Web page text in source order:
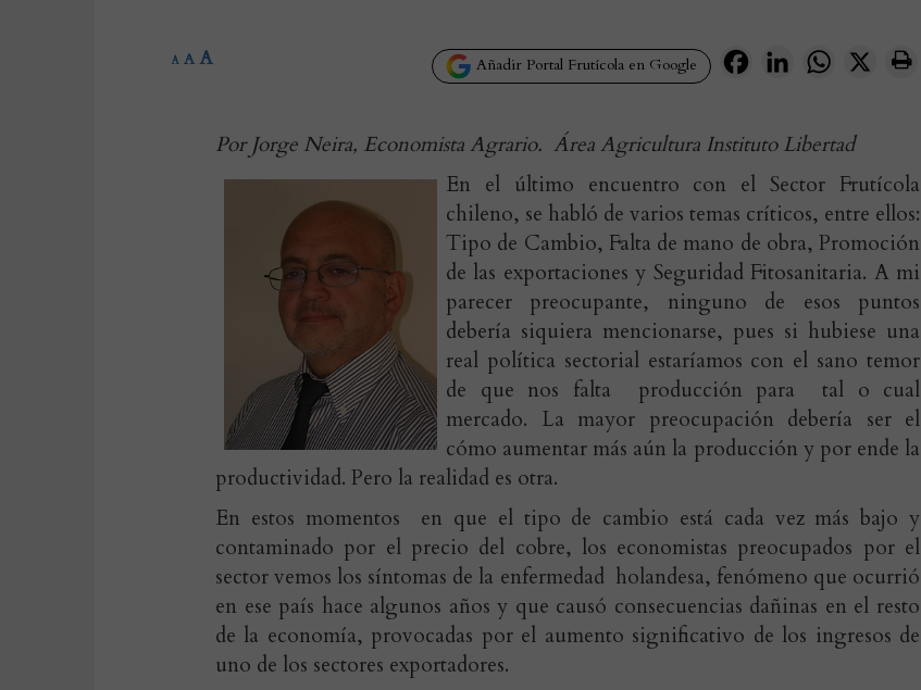
Añadir Portal Frutícola en Google FacebookLinkedInWhatsApp
X
A A A
Por Jorge Neira, Economista Agrario. Área Agricultura Instituto Libertad
En el último encuentro con el Sector Frutícola
chileno, se habló de varios temas críticos, entre ellos:
Tipo de Cambio, Falta de mano de obra, Promoción
de las exportaciones y Seguridad Fitosanitaria. A mi
parecer preocupante, ninguno de esos puntos
debería siquiera mencionarse, pues si hubiese una
real política sectorial estaríamos con el sano temor
de que nos falta producción para tal o cual
mercado. La mayor preocupación debería ser el
cómo aumentar más aún la producción y por ende la
productividad. Pero la realidad es otra.
En estos momentos en que el tipo de cambio está cada vez más bajo y
contaminado por el precio del cobre, los economistas preocupados por el
sector vemos los síntomas de la enfermedad holandesa, fenómeno que ocurrió
en ese país hace algunos años y que causó consecuencias dañinas en el resto
de la economía, provocadas por el aumento significativo de los ingresos de
uno de los sectores exportadores.